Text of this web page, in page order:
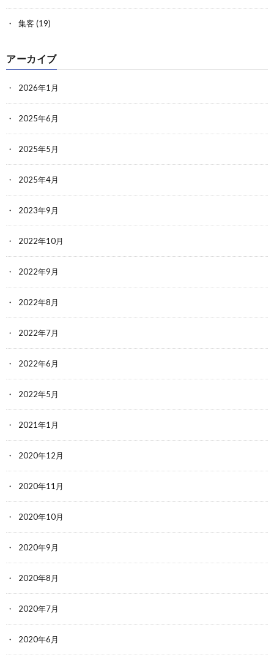
集客 (19)
アーカイブ
2026年1月
2025年6月
2025年5月
2025年4月
2023年9月
2022年10月
2022年9月
2022年8月
2022年7月
2022年6月
2022年5月
2021年1月
2020年12月
2020年11月
2020年10月
2020年9月
2020年8月
2020年7月
2020年6月